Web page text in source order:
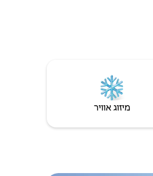
מיזוג אוויר